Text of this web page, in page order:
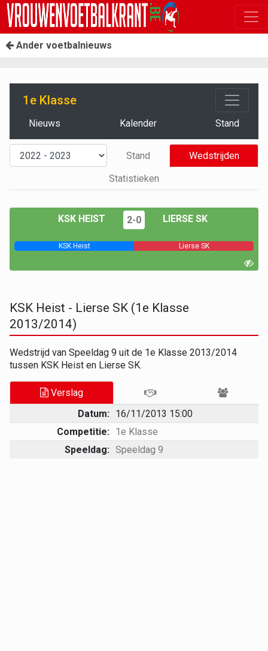
Ander voetbalnieuws
1e Klasse
Nieuws Kalender Stand
Stand
Wedstrijden
Statistieken
KSK HEIST 2-0 LIERSE SK
KSK Heist Lierse SK
KSK Heist - Lierse SK (1e Klasse
2013/2014)
Wedstrijd van Speeldag 9 uit de 1e Klasse 2013/2014
tussen KSK Heist en Lierse SK.
Verslag
Datum: 16/11/2013 15:00
Competitie: 1e Klasse
Speeldag: Speeldag 9